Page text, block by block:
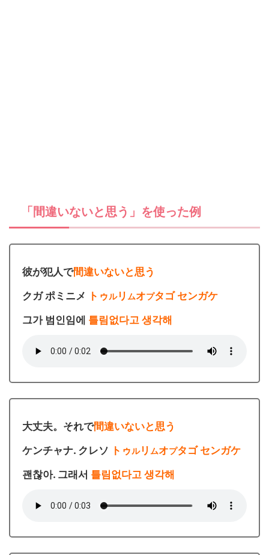
「間違いないと思う」を使った例
彼が犯人で間違いないと思う
クガ ポミニメ トゥルリ ムオプタゴ センガケ
그가 범인임에 틀림없다고 생각해
大丈夫。それで間違いないと思う
ケンチャナ. クレソ トゥルリ ムオプタゴ センガケ
괜찮아. 그래서 틀림없다고 생각해